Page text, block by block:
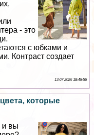
- это
с юбками и
Контраст создает
13 07 2026 18:46:56
которые
и вы